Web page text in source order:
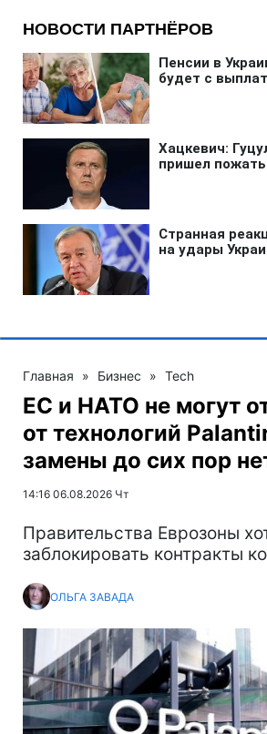
Главная » Бизнес » Tech
ЕС и НАТО не могут
от технологий
замены до сих пор
14:16 06.08.2026 Чт
Правительства Еврозоны
заблокировать контракты
ОЛЬГА ЗАВАДА